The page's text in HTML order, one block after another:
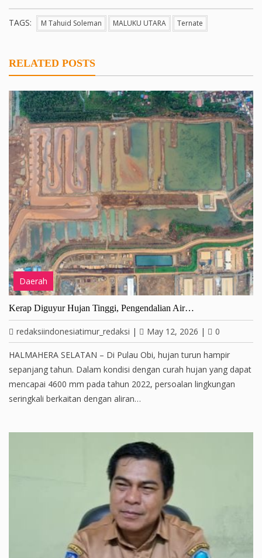
TAGS: M Tahuid Soleman MALUKU UTARA Ternate
RELATED POSTS
Daerah
Kerap Diguyur Hujan Tinggi, Pengendalian Air…
redaksiindonesiatimur_redaksi | May 12, 2026 | 0
HALMAHERA SELATAN – Di Pulau Obi, hujan turun hampir
sepanjang tahun. Dalam kondisi dengan curah hujan yang dapat
mencapai 4600 mm pada tahun 2022, persoalan lingkungan
seringkali berkaitan dengan aliran…